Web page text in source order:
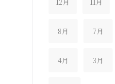
12月 11月
8月 7月
4月 3月